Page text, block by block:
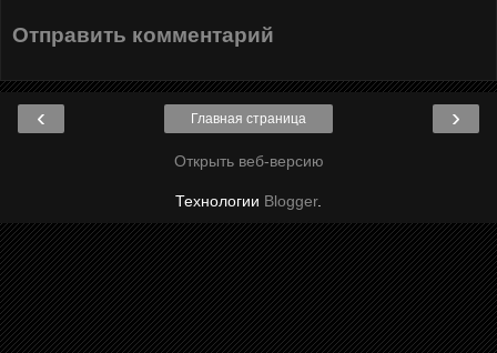
Отправить комментарий
‹ ›
Главная страница
Открыть веб-версию
Технологии Blogger.